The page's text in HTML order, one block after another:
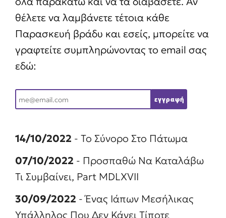
θέλετε να λαμβάνετε τέτοια κάθε
Παρασκευή βράδυ και εσείς, μπορείτε να
γραφτείτε συμπληρώνοντας το email σας
εδώ:
E
m
l
*
εγγραφή
14/10/2022 - Το Σύνορο Στο Πάτωμα
07/10/2022 - Προσπαθώ Να Καταλάβω
Τι Συμβαίνει, Part MDLXVII
30/09/2022 - Ένας Ιάπων Μεσήλικας
Υπάλληλος Που Δεν Κάνει Τίποτε